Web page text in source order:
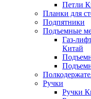
Петли
Планки для
Подпятники
Подъемные
Газ-
Китай
Ручки
Ручки